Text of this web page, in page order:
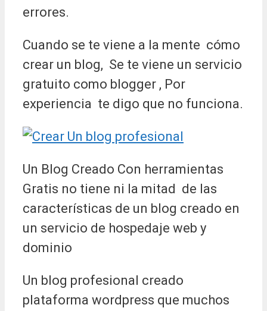
errores.
Cuando se te viene a la mente cómo
crear un blog, Se te viene un servicio
gratuito como blogger , Por
experiencia te digo que no funciona.
Un Blog Creado Con herramientas
Gratis no tiene ni la mitad de las
características de un blog creado en
un servicio de hospedaje web y
dominio
Un blog profesional creado
plataforma wordpress que muchos